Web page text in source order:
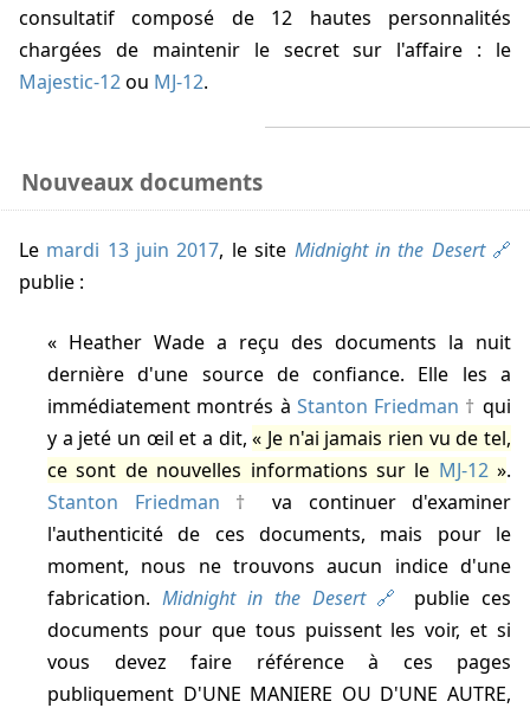
consultatif composé de 12 hautes personnalités
chargées de maintenir le secret sur l'affaire : le
Majestic-12ou MJ-12.
Nouveaux documents
Le mardi 13 juin 2017, le site Midnight in the Desert
publie :
Heather Wade a reçu des documents la nuit
dernière d'une source de confiance. Elle les a
immédiatement montrés à Stanton Friedman
qui
y a jeté un œil et a dit,
Je n'ai jamais rien vu de tel,
ce sont de nouvelles informations sur le MJ-12
.
Stanton Friedman
va continuer d'examiner
l'authenticité de ces documents, mais pour le
moment, nous ne trouvons aucun indice d'une
fabrication. Midnight in the Desert
publie ces
documents pour que tous puissent les voir, et si
vous devez faire référence à ces pages
publiquement D'UNE MANIERE OU D'UNE AUTRE,